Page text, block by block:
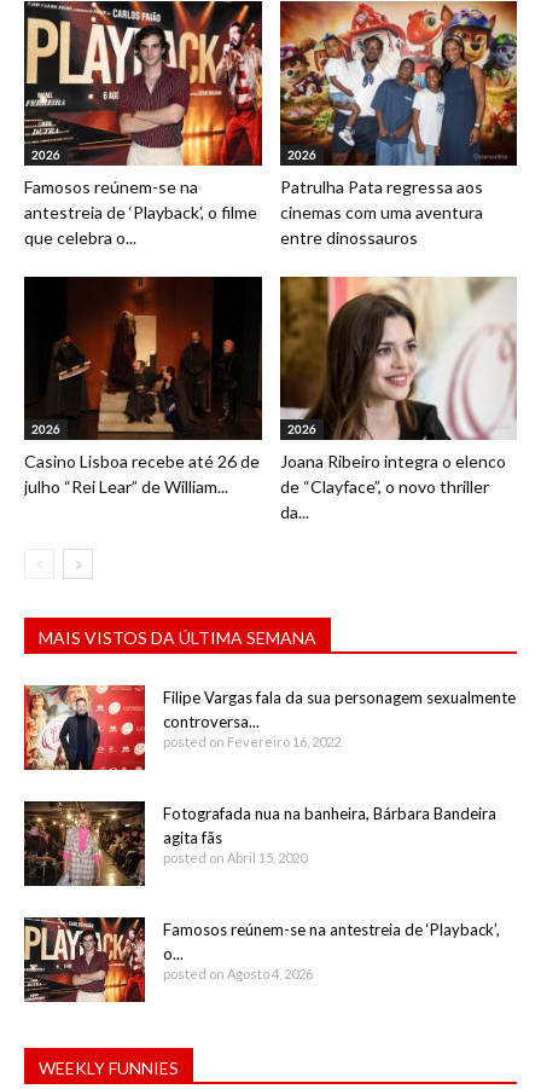
2026
Famosos reúnem-se na
antestreia de ‘Playback’, o filme
que celebra o...
2026
Patrulha Pata regressa aos
cinemas com uma aventura
entre dinossauros
2026
Casino Lisboa recebe até 26 de
julho “Rei Lear” de William...
2026
Joana Ribeiro integra o elenco
de “Clayface”, o novo thriller
da...
MAIS VISTOS DA ÚLTIMA SEMANA
Filipe Vargas fala da sua personagem sexualmente
controversa...
posted on Fevereiro 16, 2022
Fotografada nua na banheira, Bárbara Bandeira
agita fãs
posted on Abril 15, 2020
Famosos reúnem-se na antestreia de ‘Playback’,
o...
posted on Agosto 4, 2026
WEEKLY FUNNIES